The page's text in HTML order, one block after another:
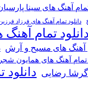
تمام آهنگ های سینا
دانلود تمام آهنگ های فرزاد
دانلود تمام
آهنگ های مسیح و آرش
تمام آهنگ های همایون
گرشا رضایی